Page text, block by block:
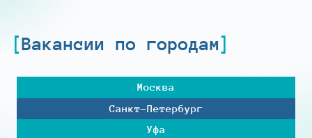
Вакансии по городам
Москва
Санкт-Петербург
Уфа